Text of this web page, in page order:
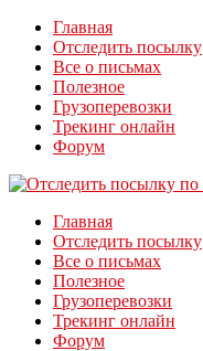
Главная
Отследить посылку
Все о письмах
Полезное
Грузоперевозки
Трекинг онлайн
Форум
Главная
Отследить посылку
Все о письмах
Полезное
Грузоперевозки
Трекинг онлайн
Форум